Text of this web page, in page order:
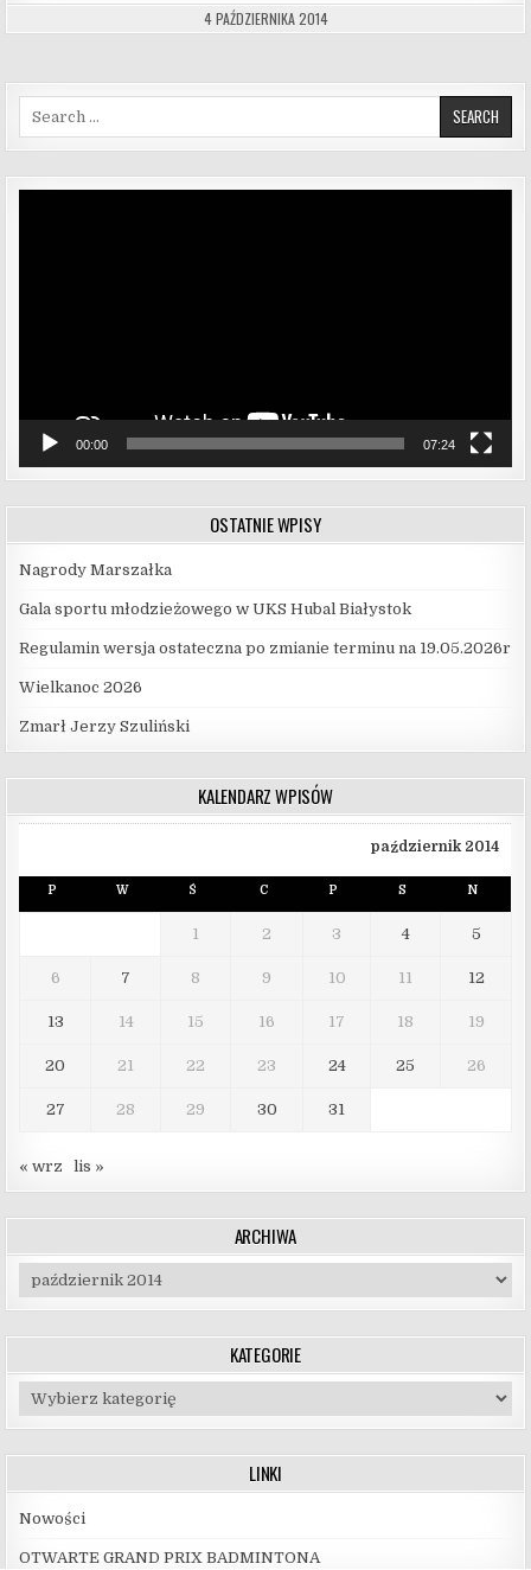
4 PAŹDZIERNIKA 2014
Search for:
00:00 07:24
OSTATNIE WPISY
Nagrody Marszałka
Gala sportu młodzieżowego w UKS Hubal Białystok
Regulamin wersja ostateczna po zmianie terminu na 19.05.2026r
Wielkanoc 2026
Zmarł Jerzy Szuliński
KALENDARZ WPISÓW
październik 2014
P W Ś C P S N
1 2 3 4 5
6 7 8 9 10 11 12
13 14 15 16 17 18 19
20 21 22 23 24 25 26
27 28 29 30 31
« wrz lis »
ARCHIWA
Archiwa
KATEGORIE
Kategorie
LINKI
Nowości
OTWARTE GRAND PRIX BADMINTONA